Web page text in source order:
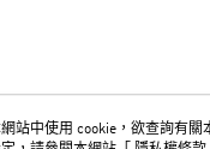
站中使用 cookie，欲查詢有關